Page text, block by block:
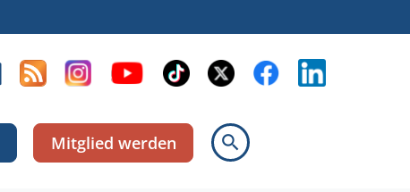
Mitglied werden search